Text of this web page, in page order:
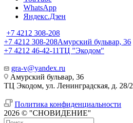
WhatsApp
Яндекс.Дзен
+7 4212 308-208
+7 4212 308-208Амурский бульвар, 36
+7 4212 46-42-11ТЦ "Экодом"
gra-v@yandex.ru
Амурский бульвар, 36
ТЦ Экодом, ул. Ленинградская, д. 28/2
Политика конфиденциальности
2026 © "СНОВИДЕНИЕ"